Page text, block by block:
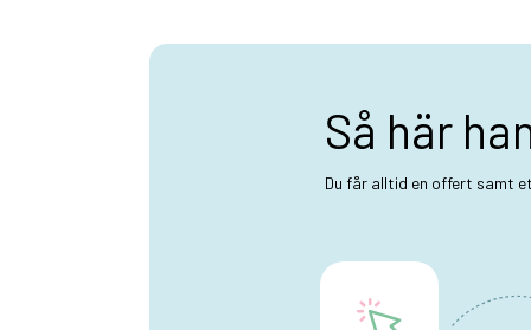
Så här
Du får alltid en offert samt